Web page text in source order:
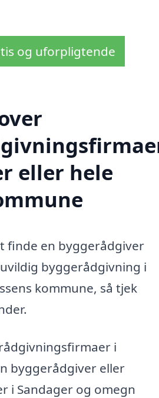
og uforpligtende
eller hele
finde en byggerådgiver
byggerådgivning i
kommune, så tjek
i
byggerådgiver eller
i Sandager og omegn